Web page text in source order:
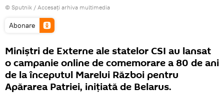
© Sputnik / Accesați arhiva multimedia
Abonare
Miniștri de Externe ale statelor CSI au lansat
o campanie online de comemorare a 80 de ani
de la începutul Marelui Război pentru
Apărarea Patriei, inițiată de Belarus.